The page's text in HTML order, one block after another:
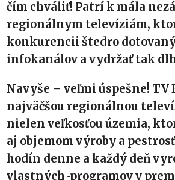
čím chváliť! Patrí k mála
regionálnym televíziám,
konkurencii štedro
infokanálov a vydržať tak
Navyše – veľmi úspešne!
najväčšou regionálnou
nielen veľkosťou územia,
aj objemom výroby a
hodín denne a každý deň
vlastnýchprogramov v